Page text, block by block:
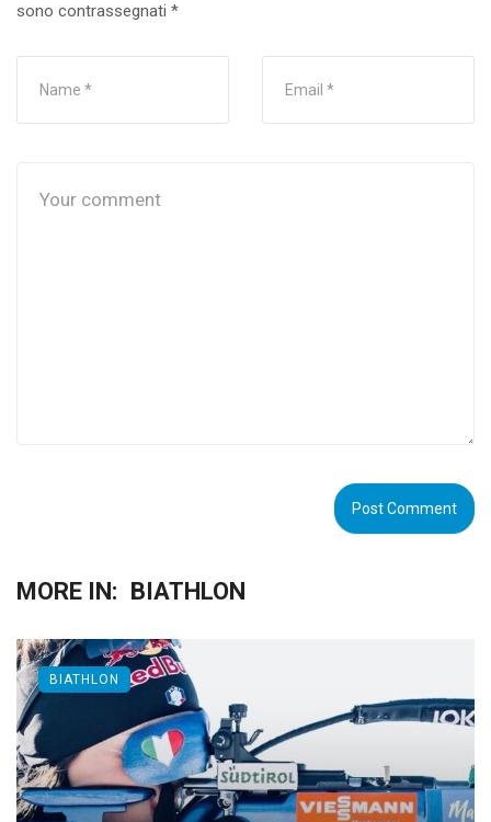
sono contrassegnati *
MORE IN: BIATHLON
BIATHLON